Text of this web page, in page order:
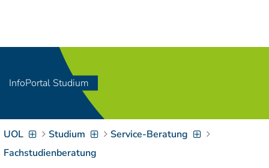
Zum Inhalt springen
[Access-Key 2
Zur Suche springen
[Access-Key 4]
Zur Hauptnavigation
springen
InfoPortal Studium
UOL Studium
Service-Beratung
Fachstudienberatung